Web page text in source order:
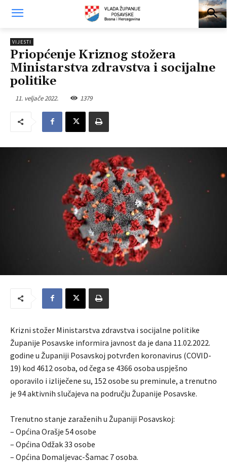
VIJESTI
Priopćenje Kriznog stožera
Ministarstva zdravstva i socijalne
politike
11. veljače 2022. 1379
Krizni stožer Ministarstva zdravstva i socijalne politike
Županije Posavske informira javnost da je dana 11.02.2022.
godine u Županiji Posavskoj potvrđen koronavirus (COVID-
19) kod 4612 osoba, od čega se 4366 osoba uspješno
oporavilo i izliječene su, 152 osobe su preminule, a trenutno
je 94 aktivnih slučajeva na području Županije Posavske.
Trenutno stanje zaraženih u Županiji Posavskoj:
– Općina Orašje 54 osobe
– Općina Odžak 33 osobe
– Općina Domaljevac-Šamac 7 osoba.